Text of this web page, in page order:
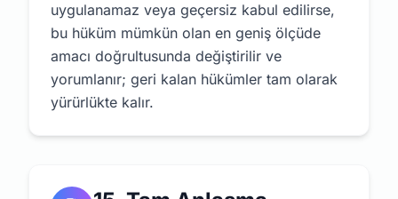
uygulanamaz veya geçersiz kabul edilirse,
bu hüküm mümkün olan en geniş ölçüde
amacı doğrultusunda değiştirilir ve
yorumlanır; geri kalan hükümler tam olarak
yürürlükte kalır.